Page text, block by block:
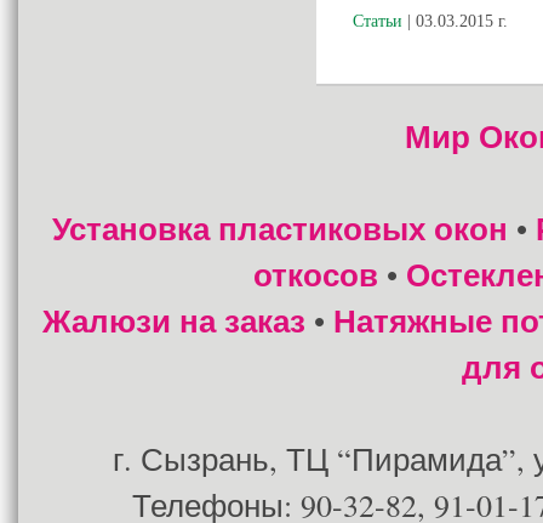
Статьи | 03.03.2015 г.
Мир
Установка пластиковых окон •
откосов •
Жалюзи на заказ • Натяжные
для
г. Сызрань, ТЦ “Пирамида”,
Телефоны: 90-32-82, 91-01-